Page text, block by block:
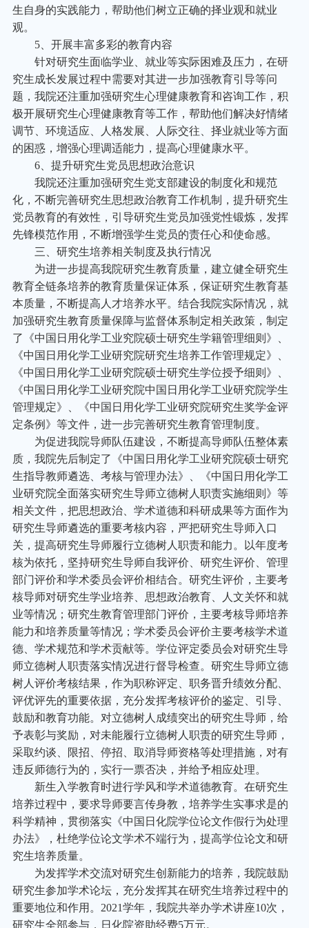
生自身的实践能力，帮助他们树立正确的择业观和就业
观。
5、开展丰富多彩的教育内容
针对研究生面临学业、就业等实际困难及压力，在研
究生成长发展过程中需要对其进一步加强教育引导等问
题，我院还注重加强研究生心理健康教育和咨询工作，积
极开展研究生心理健康教育等工作，帮助他们解决好情绪
调节、环境适应、人格发展、人际交往、择业就业等方面
的困惑，增强心理调适能力，提高心理健康水平。
6、提升研究生党员思想政治意识
我院还注重加强研究生党支部建设的制度化和规范
化，不断完善研究生思想政治教育工作机制，提升研究生
党员教育的有效性，引导研究生党员加强党性锻炼，发挥
先锋模范作用，不断增强学生党员的责任心和使命感。
三、研究生培养相关制度及执行情况
为进一步提高我院研究生教育质量，建立健全研究生
教育全链条培养的教育质量保证体系，保证研究生教育基
本质量，不断提高人才培养水平。结合我院实际情况，就
加强研究生教育质量保障与监督体系制定相关政策，制定
了《中国日用化学工业究院硕士研究生学籍管理细则》、
《中国日用化学工业研究院研究生培养工作管理规定》、
《中国日用化学工业研究院硕士研究生学位授予细则》、
《中国日用化学工业研究院中国日用化学工业研究院学生
管理规定》、《中国日用化学工业研究院研究生奖学金评
定条例》等文件，进一步完善研究生教育管理制度。
为促进我院导师队伍建设，不断提高导师队伍整体素
质，我院先后制定了《中国日用化学工业研究院硕士研究
生指导教师遴选、考核与管理办法》、《中国日用化学工
业研究院全面落实研究生导师立德树人职责实施细则》等
相关文件，把思想政治、学术道德和科研成果等方面作为
研究生导师遴选的重要考核内容，严把研究生导师入口
关，提高研究生导师履行立德树人职责和能力。以年度考
核为依托，坚持研究生导师自我评价、研究生评价、管理
部门评价和学术委员会评价相结合。研究生评价，主要考
核导师对研究生学业培养、思想政治教育、人文关怀和就
业等情况；研究生教育管理部门评价，主要考核导师培养
能力和培养质量等情况；学术委员会评价主要考核学术道
德、学术规范和学术贡献等。学位评定委员会对研究生导
师立德树人职责落实情况进行督导检查。研究生导师立德
树人评价考核结果，作为职称评定、职务晋升绩效分配、
评优评先的重要依据，充分发挥考核评价的鉴定、引导、
鼓励和教育功能。对立德树人成绩突出的研究生导师，给
予表彰与奖励，对未能履行立德树人职责的研究生导师，
采取约谈、限招、停招、取消导师资格等处理措施，对有
违反师德行为的，实行一票否决，并给予相应处理。
新生入学教育时进行学风和学术道德教育。在研究生
培养过程中，要求导师要言传身教，培养学生实事求是的
科学精神，贯彻落实《中国日化院学位论文作假行为处理
办法》，杜绝学位论文学术不端行为，提高学位论文和研
究生培养质量。
为发挥学术交流对研究生创新能力的培养，我院鼓励
研究生参加学术论坛，充分发挥其在研究生培养过程中的
重要地位和作用。2021学年，我院共举办学术讲座10次，
研究生全部参与，日化院资助经费5万元。